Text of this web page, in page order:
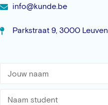
info@kunde.be
Parkstraat 9, 3000 Leuven